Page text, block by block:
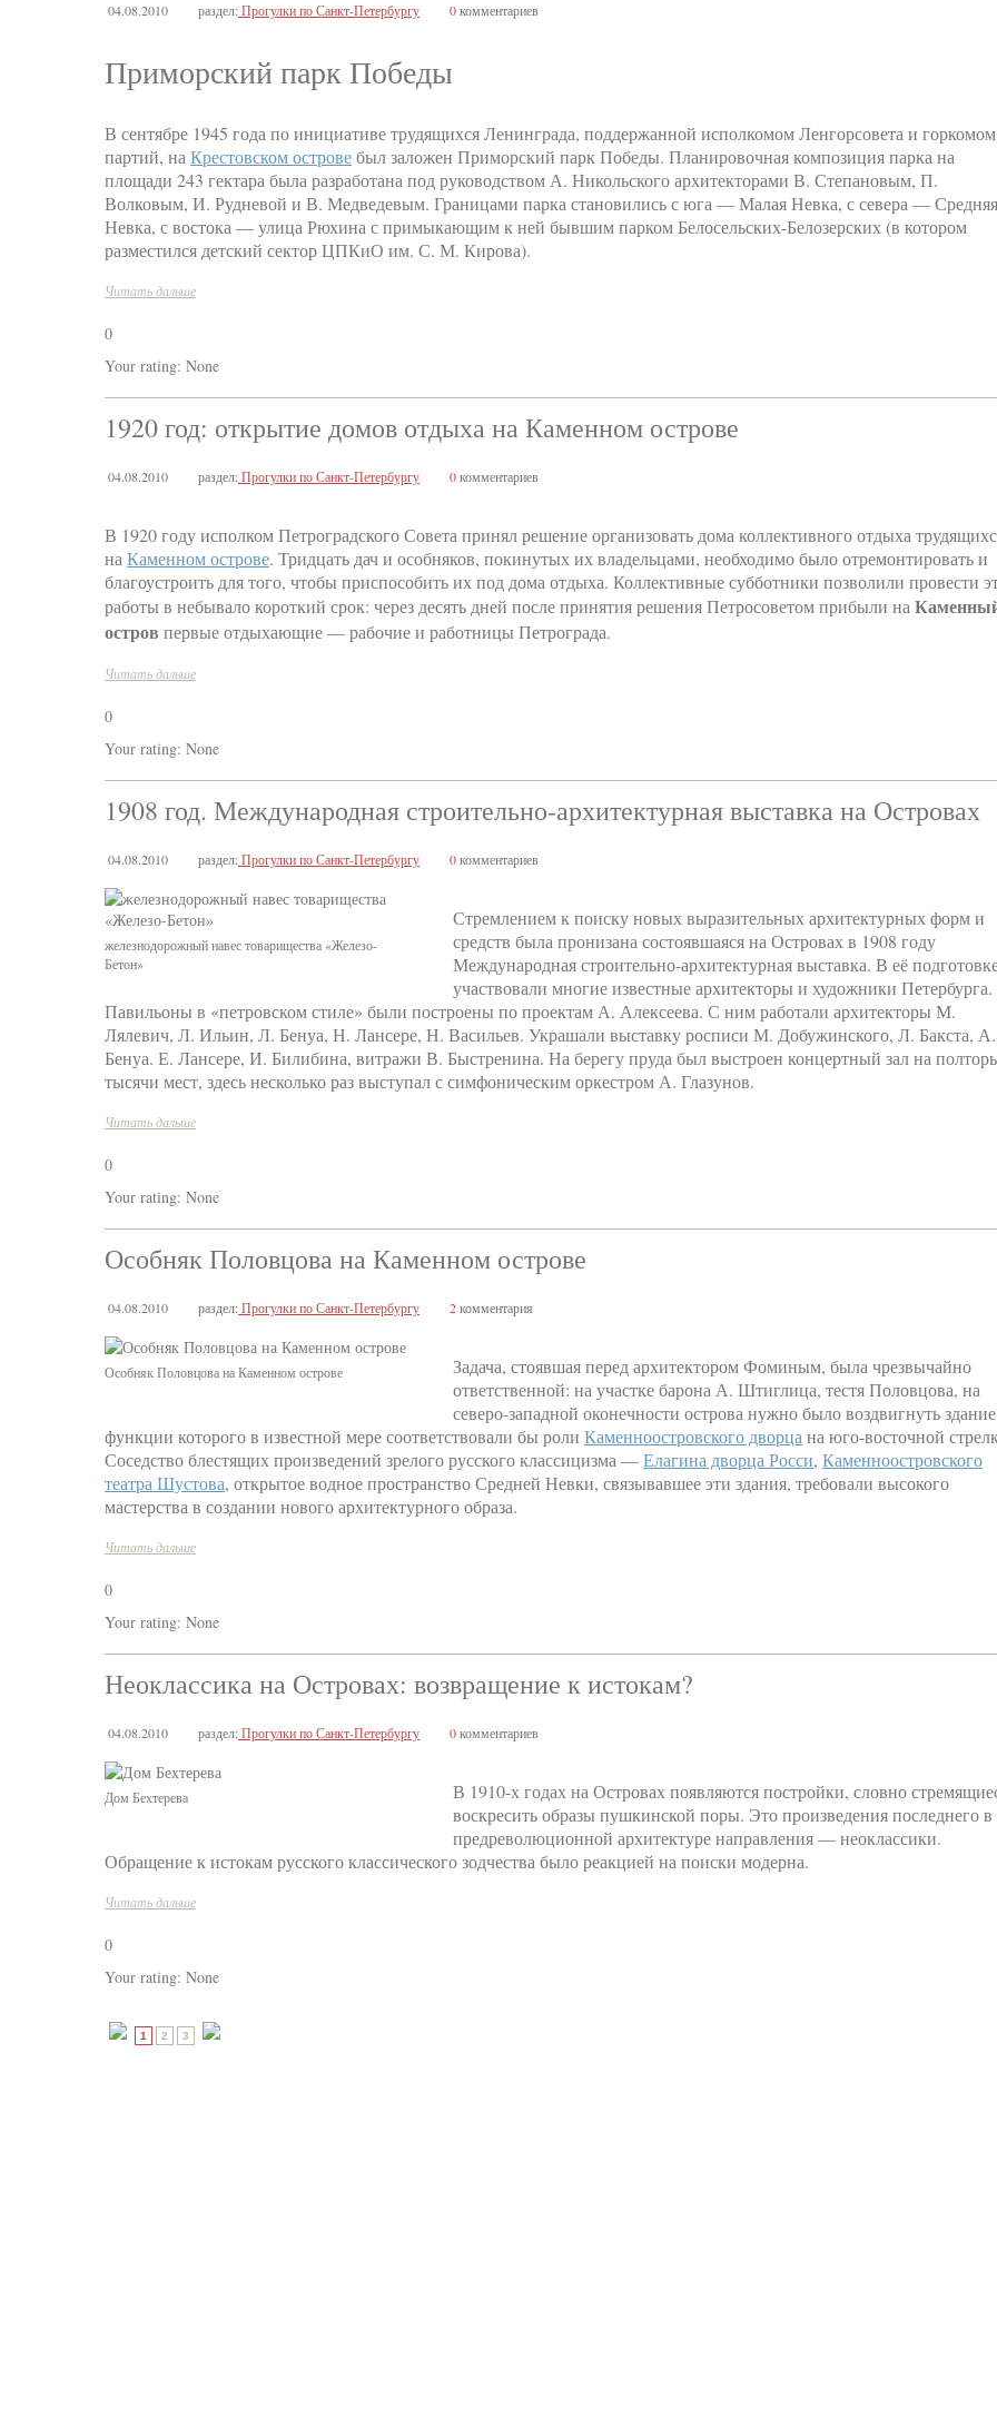
04.08.2010 раздел:Прогулки по Санкт-Петербургу 0комментариев
Приморский парк Победы
В сентябре 1945 года по инициативе трудящихся Ленинграда, поддержанной исполкомом Ленгорсовета и горкомом
партий, на Крестовском островебыл заложен Приморский парк Победы. Планировочная композиция парка на
площади 243 гектара была разработана под руководством А. Никольского архитекторами В. Степановым, П.
Волковым, И. Рудневой и В. Медведевым. Границами парка становились с юга — Малая Невка, с севера — Средняя
Невка, с востока — улица Рюхина с примыкающим к ней бывшим парком Белосельских-Белозерских (в котором
разместился детский сектор ЦПКиО им. С. М. Кирова).
Читать дальше
0
Your rating: None
1920 год: открытие домов отдыха на Каменном острове
04.08.2010 раздел:Прогулки по Санкт-Петербургу 0комментариев
В 1920 году исполком Петроградского Совета принял решение организовать дома коллективного отдыха
на Каменном острове. Тридцать дач и особняков, покинутых их владельцами, необходимо было отремонтировать и
благоустроить для того, чтобы приспособить их под дома отдыха. Коллективные субботники позволили провести
работы в небывало короткий срок: через десять дней после принятия решения Петросоветом прибыли на
остров первые отдыхающие — рабочие и работницы Петрограда.
Читать дальше
0
Your rating: None
1908 год. Международная строительно-архитектурная выставка на Островах
04.08.2010 раздел:Прогулки по Санкт-Петербургу 0комментариев
железнодорожный навес товарищества «Железо-
Бетон»
Стремлением к поиску новых выразительных архитектурных форм и
средств была пронизана состоявшаяся на Островах в 1908 году
Международная строительно-архитектурная выставка. В её
участвовали многие известные архитекторы и художники Петербурга.
Павильоны в «петровском стиле» были построены по проектам А. Алексеева. С ним работали архитекторы М.
Лялевич, Л. Ильин, Л. Бенуа, Н. Лансере, Н. Васильев. Украшали выставку росписи М. Добужинского, Л. Бакста, А.
Бенуа. Е. Лансере, И. Билибина, витражи В. Быстренина. На берегу пруда был выстроен концертный зал на
тысячи мест, здесь несколько раз выступал с симфоническим оркестром А. Глазунов.
Читать дальше
0
Your rating: None
Особняк Половцова на Каменном острове
04.08.2010 раздел:Прогулки по Санкт-Петербургу 2комментария
Особняк Половцова на Каменном острове
Задача, стоявшая перед архитектором Фоминым, была чрезвычайно
ответственной: на участке барона А. Штиглица, тестя Половцова, на
северо-западной оконечности острова нужно было воздвигнуть
функции которого в известной мере соответствовали бы роли Каменноостровского дворца на юго-восточной
Соседство блестящих произведений зрелого русского классицизма —Елагина дворца Росси, Каменноостровского
театра Шустова, открытое водное пространство Средней Невки, связывавшее эти здания, требовали высокого
мастерства в создании нового архитектурного образа.
Читать дальше
0
Your rating: None
Неоклассика на Островах: возвращение к истокам?
04.08.2010 раздел:Прогулки по Санкт-Петербургу 0комментариев
Дом Бехтерева
В 1910-х годах на Островах появляются постройки, словно
воскресить образы пушкинской поры. Это произведения последнего в
предреволюционной архитектуре направления — неоклассики.
Обращение к истокам русского классического зодчества было реакцией на поиски модерна.
Читать дальше
0
Your rating: None
1 2 3